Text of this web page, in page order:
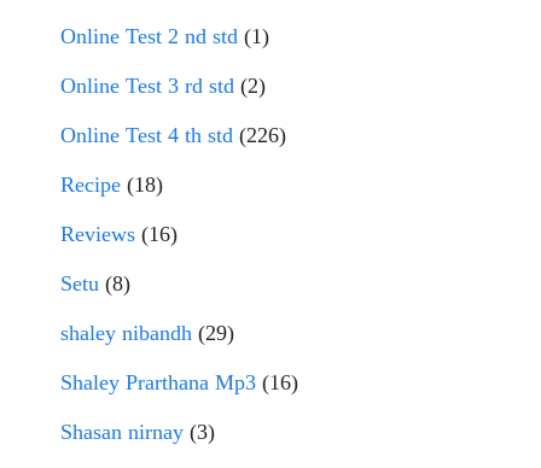
Online Test 2 nd std (1)
Online Test 3 rd std (2)
Online Test 4 th std (226)
Recipe (18)
Reviews (16)
Setu (8)
shaley nibandh (29)
Shaley Prarthana Mp3 (16)
Shasan nirnay (3)